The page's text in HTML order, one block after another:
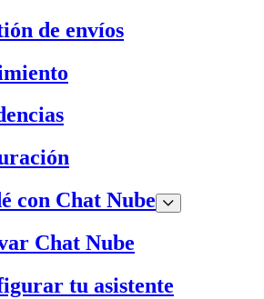
de envíos
con Chat Nube
Chat Nube
tu asistente